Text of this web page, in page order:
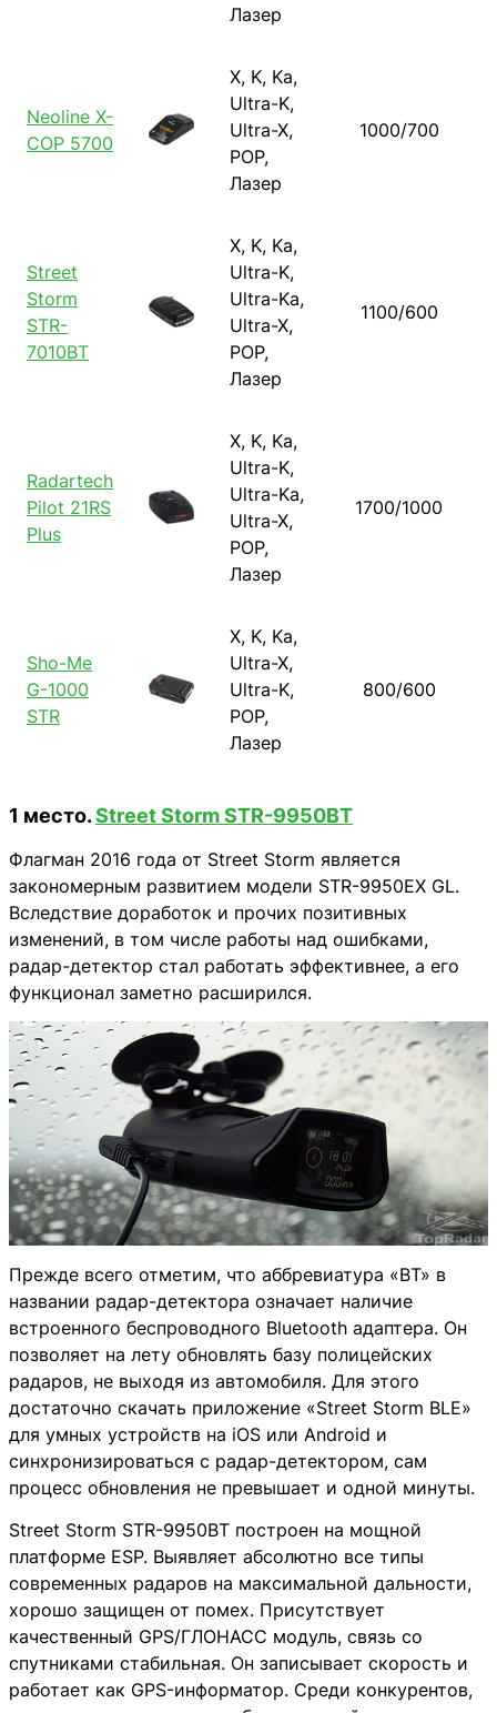
Лазер
Neoline X-
COP 5700
X, K, Ka,
Ultra-K,
Ultra-X,
POP,
Лазер
1000/700
Street
Storm
STR-
7010BT
X, K, Ka,
Ultra-K,
Ultra-Ka,
Ultra-X,
POP,
Лазер
1100/600
Radartech
Pilot 21RS
Plus
X, K, Ka,
Ultra-K,
Ultra-Ka,
Ultra-X,
POP,
Лазер
1700/1000
Sho-Me
G-1000
STR
X, K, Ka,
Ultra-X,
Ultra-K,
POP,
Лазер
800/600
1 место.Street Storm STR-9950BT
Флагман 2016 года от Street Storm является
закономерным развитием модели STR-9950EX GL.
Вследствие доработок и прочих позитивных
изменений, в том числе работы над ошибками,
радар-детектор стал работать эффективнее, а его
функционал заметно расширился.
Прежде всего отметим, что аббревиатура «BT» в
названии радар-детектора означает наличие
встроенного беспроводного Bluetooth адаптера. Он
позволяет на лету обновлять базу полицейских
радаров, не выходя из автомобиля. Для этого
достаточно скачать приложение «Street Storm BLE»
для умных устройств на iOS или Android и
синхронизироваться с радар-детектором, сам
процесс обновления не превышает и одной минуты.
Street Storm STR-9950BT построен на мощной
платформе ESP. Выявляет абсолютно все типы
современных радаров на максимальной дальности,
хорошо защищен от помех. Присутствует
качественный GPS/ГЛОНАСС модуль, связь со
спутниками стабильная. Он записывает скорость и
работает как GPS-информатор. Среди конкурентов,